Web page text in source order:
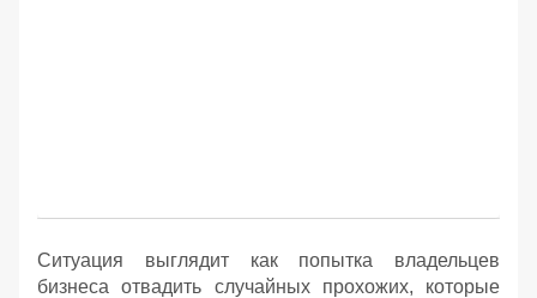
Ситуация выглядит как попытка владельцев
бизнеса отвадить случайных прохожих, которые